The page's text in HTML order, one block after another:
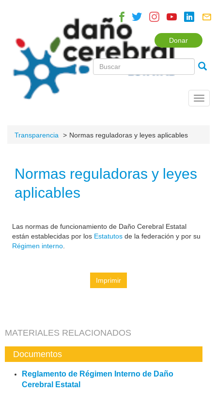
Donar
Transparencia Normas reguladoras y leyes aplicables
Normas reguladoras y leyes
aplicables
Las normas de funcionamiento de Daño Cerebral Estatal
están establecidas por los Estatutos de la federación y por su
Régimen interno
Imprimir
MATERIALES RELACIONADOS
Documentos
Reglamento de Régimen Interno de Daño
Cerebral Estatal